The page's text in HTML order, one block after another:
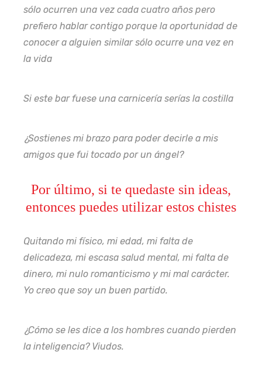
sólo ocurren una vez cada cuatro años pero
prefiero hablar contigo porque la oportunidad de
conocer a alguien similar sólo ocurre una vez en
la vida
Si este bar fuese una carnicería serías la costilla
¿Sostienes mi brazo para poder decirle a mis
amigos que fui tocado por un ángel?
Por último, si te quedaste sin ideas,
entonces puedes utilizar estos chistes
Quitando mi físico, mi edad, mi falta de
delicadeza, mi escasa salud mental, mi falta de
dinero, mi nulo romanticismo y mi mal carácter.
Yo creo que soy un buen partido.
¿Cómo se les dice a los hombres cuando pierden
la inteligencia? Viudos.